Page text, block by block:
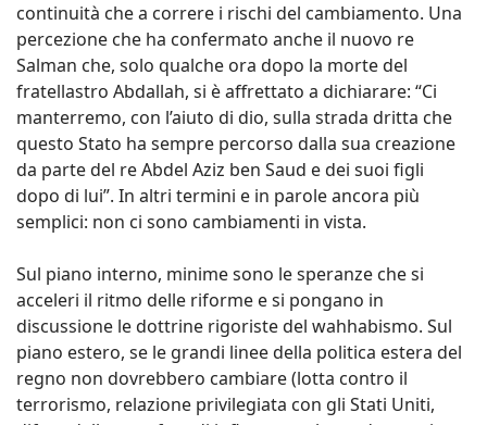
continuità che a correre i rischi del cambiamento. Una
percezione che ha confermato anche il nuovo re
Salman che, solo qualche ora dopo la morte del
fratellastro Abdallah, si è affrettato a dichiarare: “Ci
manterremo, con l’aiuto di dio, sulla strada dritta che
questo Stato ha sempre percorso dalla sua creazione
da parte del re Abdel Aziz ben Saud e dei suoi figli
dopo di lui”. In altri termini e in parole ancora più
semplici: non ci sono cambiamenti in vista.
Sul piano interno, minime sono le speranze che si
acceleri il ritmo delle riforme e si pongano in
discussione le dottrine rigoriste del wahhabismo. Sul
piano estero, se le grandi linee della politica estera del
regno non dovrebbero cambiare (lotta contro il
terrorismo, relazione privilegiata con gli Stati Uniti,